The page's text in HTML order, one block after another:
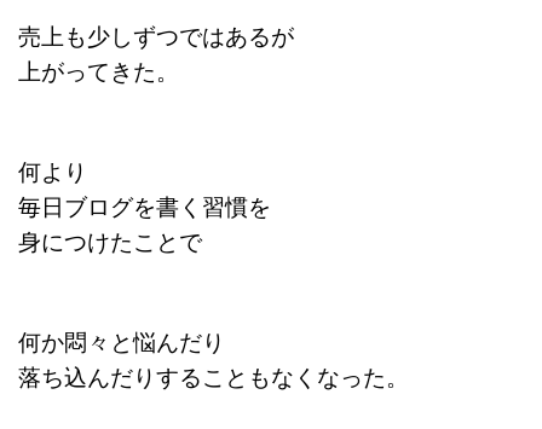
売上も少しずつではあるが
上がってきた。
何より
毎日ブログを書く習慣を
身につけたことで
何か悶々と悩んだり
落ち込んだりすることもなくなった。